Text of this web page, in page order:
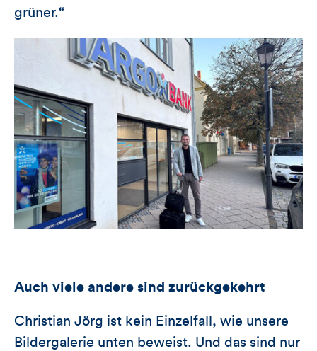
grüner.“
Auch viele andere sind zurückgekehrt
Christian Jörg ist kein Einzelfall, wie unsere
Bildergalerie unten beweist. Und das sind nur